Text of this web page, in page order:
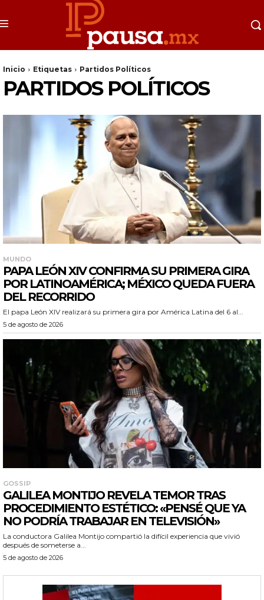
Inicio Etiquetas Partidos Políticos
PARTIDOS POLÍTICOS
MUNDO
PAPA LEÓN XIV CONFIRMA SU PRIMERA GIRA
POR LATINOAMÉRICA; MÉXICO QUEDA FUERA
DEL RECORRIDO
El papa León XIV realizará su primera gira por América Latina del 6 al...
5 de agosto de 2026
GOSSIP
GALILEA MONTIJO REVELA TEMOR TRAS
PROCEDIMIENTO ESTÉTICO: «PENSÉ QUE YA
NO PODRÍA TRABAJAR EN TELEVISIÓN»
La conductora Galilea Montijo compartió la difícil experiencia que vivió
después de someterse a...
5 de agosto de 2026